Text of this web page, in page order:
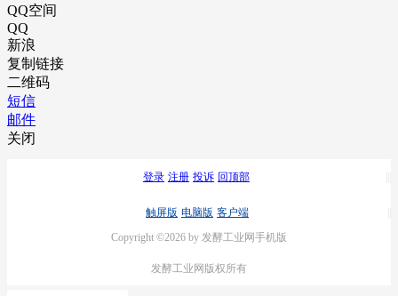
QQ空间
QQ
新浪
复制链接
二维码
短信
邮件
关闭
登录 注册 投诉 回顶部
触屏版 电脑版 客户端
Copyright ©2026 by 发酵工业网手机版
发酵工业网版权所有